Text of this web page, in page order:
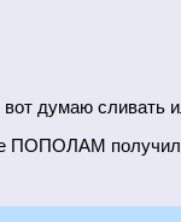
думаю сливать
ПОПОЛАМ